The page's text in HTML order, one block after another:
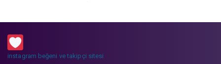
instagram beğeni ve takipçi sitesi